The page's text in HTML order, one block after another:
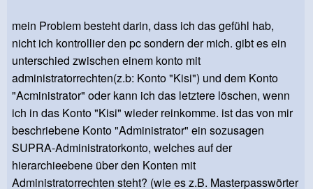
mein Problem besteht darin, dass ich das gefühl hab,
nicht ich kontrollier den pc sondern der mich. gibt es ein
unterschied zwischen einem konto mit
administratorrechten(z.b: Konto "Kisi") und dem Konto
"Acministrator" oder kann ich das letztere löschen, wenn
ich in das Konto "Kisi" wieder reinkomme. ist das von mir
beschriebene Konto "Administrator" ein sozusagen
SUPRA-Administratorkonto, welches auf der
hierarchieebene über den Konten mit
Administratorrechten steht? (wie es z.B. Masterpasswörter